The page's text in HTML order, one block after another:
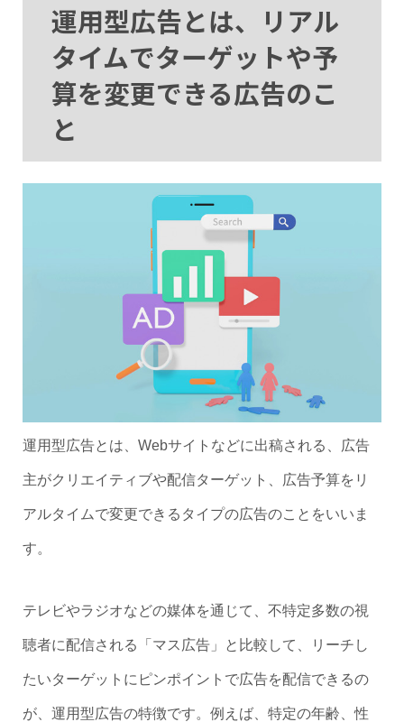
運用型広告とは、リアル
タイムでターゲットや予
算を変更できる広告のこ
と
運用型広告とは、Webサイトなどに出稿される、広告
主がクリエイティブや配信ターゲット、広告予算をリ
アルタイムで変更できるタイプの広告のことをいいま
す。
テレビやラジオなどの媒体を通じて、不特定多数の視
聴者に配信される「マス広告」と比較して、リーチし
たいターゲットにピンポイントで広告を配信できるの
が、運用型広告の特徴です。例えば、特定の年齢、性